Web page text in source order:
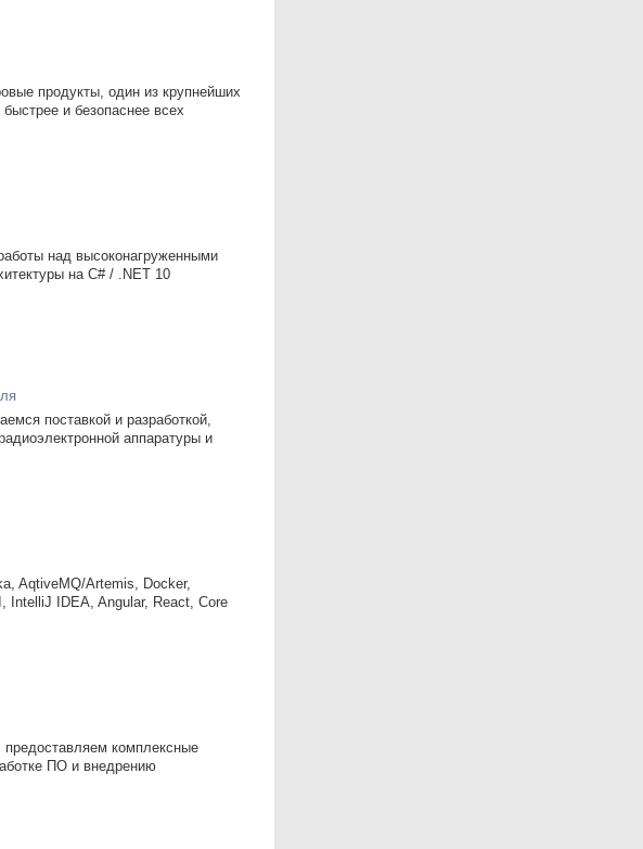
продукты, один из крупнейших
и безопаснее всех
над высоконагруженными
на C# / .NET 10
поставкой и разработкой,
аппаратуры и
AqtiveMQ/Artemis, Docker,
IntelliJ IDEA, Angular, React, Core
комплексные
ПО и внедрению